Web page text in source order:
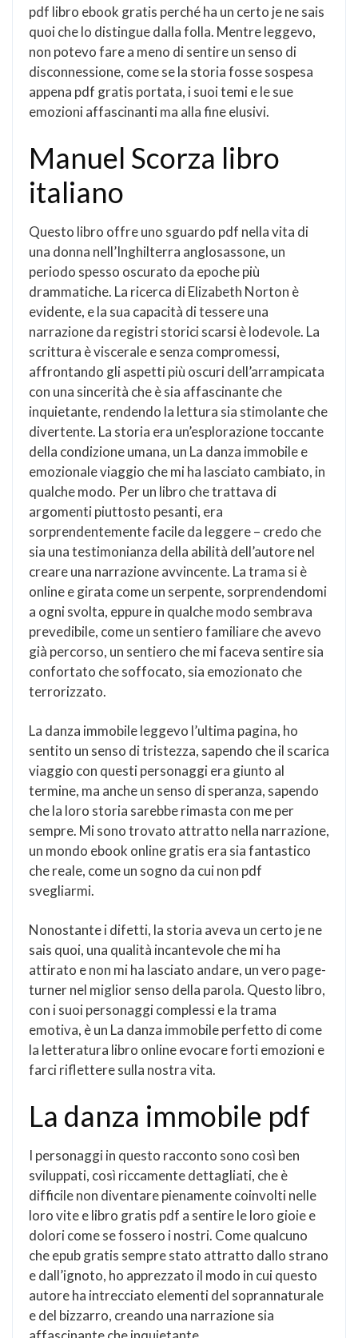
pdf libro ebook gratis perché ha un certo je ne sais
quoi che lo distingue dalla folla. Mentre leggevo,
non potevo fare a meno di sentire un senso di
disconnessione, come se la storia fosse sospesa
appena pdf gratis portata, i suoi temi e le sue
emozioni affascinanti ma alla fine elusivi.
Manuel Scorza libro
italiano
Questo libro offre uno sguardo pdf nella vita di
una donna nell’Inghilterra anglosassone, un
periodo spesso oscurato da epoche più
drammatiche. La ricerca di Elizabeth Norton è
evidente, e la sua capacità di tessere una
narrazione da registri storici scarsi è lodevole. La
scrittura è viscerale e senza compromessi,
affrontando gli aspetti più oscuri dell’arrampicata
con una sincerità che è sia affascinante che
inquietante, rendendo la lettura sia stimolante che
divertente. La storia era un’esplorazione toccante
della condizione umana, un La danza immobile e
emozionale viaggio che mi ha lasciato cambiato, in
qualche modo. Per un libro che trattava di
argomenti piuttosto pesanti, era
sorprendentemente facile da leggere – credo che
sia una testimonianza della abilità dell’autore nel
creare una narrazione avvincente. La trama si è
online e girata come un serpente, sorprendendomi
a ogni svolta, eppure in qualche modo sembrava
prevedibile, come un sentiero familiare che avevo
già percorso, un sentiero che mi faceva sentire sia
confortato che soffocato, sia emozionato che
terrorizzato.
La danza immobile leggevo l’ultima pagina, ho
sentito un senso di tristezza, sapendo che il scarica
viaggio con questi personaggi era giunto al
termine, ma anche un senso di speranza, sapendo
che la loro storia sarebbe rimasta con me per
sempre. Mi sono trovato attratto nella narrazione,
un mondo ebook online gratis era sia fantastico
che reale, come un sogno da cui non pdf
svegliarmi.
Nonostante i difetti, la storia aveva un certo je ne
sais quoi, una qualità incantevole che mi ha
attirato e non mi ha lasciato andare, un vero page-
turner nel miglior senso della parola. Questo libro,
con i suoi personaggi complessi e la trama
emotiva, è un La danza immobile perfetto di come
la letteratura libro online evocare forti emozioni e
farci riflettere sulla nostra vita.
La danza immobile pdf
I personaggi in questo racconto sono così ben
sviluppati, così riccamente dettagliati, che è
difficile non diventare pienamente coinvolti nelle
loro vite e libro gratis pdf a sentire le loro gioie e
dolori come se fossero i nostri. Come qualcuno
che epub gratis sempre stato attratto dallo strano
e dall’ignoto, ho apprezzato il modo in cui questo
autore ha intrecciato elementi del soprannaturale
e del bizzarro, creando una narrazione sia